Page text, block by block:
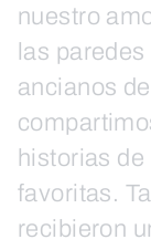
nuestro
las
ancianos
historias
favoritas.
recibieron